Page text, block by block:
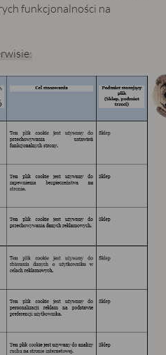
funkcjonalności na